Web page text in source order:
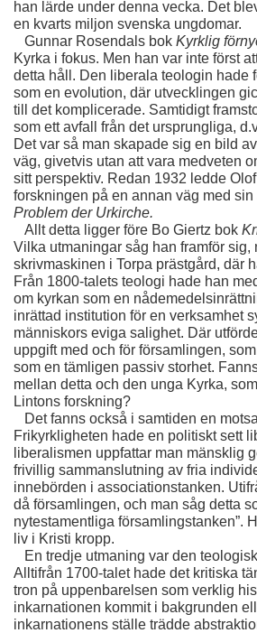
han lärde under denna vecka. Det
en kvarts miljon svenska ungdomar.
Gunnar Rosendals bok Kyrklig
Kyrka i fokus. Men han var inte först
detta håll. Den liberala teologin hade
som en evolution, där utvecklingen
till det komplicerade. Samtidigt
som ett avfall från det ursprungliga,
Det var så man skapade sig en bild
väg, givetvis utan att vara medveten
sitt perspektiv. Redan 1932 ledde
forskningen på en annan väg med
Problem der Urkirche.
Allt detta ligger före Bo Giertz bok
Vilka utmaningar såg han framför sig,
skrivmaskinen i Torpa prästgård, där
Från 1800-talets teologi hade han
om kyrkan som en
inrättad institution för en verksamhet
människors eviga salighet. Där
uppgift med och för församlingen,
som en tämligen passiv storhet.
mellan detta och den unga Kyrka,
Lintons forskning?
Det fanns också i samtiden en
Frikyrkligheten hade en politiskt sett
liberalismen uppfattar man mänsklig
frivillig sammanslutning av fria
innebörden i associationstanken.
då församlingen, och man såg detta
nytestamentliga församlingstanken”.
liv i Kristi kropp.
En tredje utmaning var den
Alltifrån 1700-talet hade det kritiska
tron på uppenbarelsen som verklig
inkarnationen kommit i bakgrunden
inkarnationens ställe trädde